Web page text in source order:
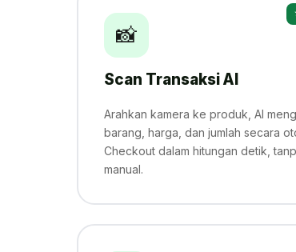
📸
Scan Transaksi AI
Arahkan kamera ke produk, AI
barang, harga, dan jumlah secara
Checkout dalam hitungan detik,
manual.